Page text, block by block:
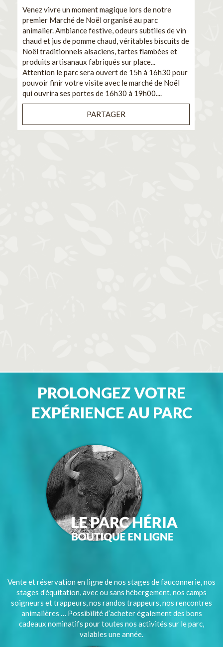
Venez vivre un moment magique lors de notre
premier Marché de Noël organisé au parc
animalier. Ambiance festive, odeurs subtiles de vin
chaud et jus de pomme chaud, véritables biscuits de
Noël traditionnels alsaciens, tartes flambées et
produits artisanaux fabriqués sur place...
Attention le parc sera ouvert de 15h à 16h30 pour
pouvoir finir votre visite avec le marché de Noël
qui ouvrira ses portes de 16h30 à 19h00....
PARTAGER
PROLONGEZ VOTRE
EXPÉRIENCE AU PARC
Vente et réservation en ligne de nos stages de fauconnerie, nos
stages d’équitation, avec ou sans hébergement, nos camps
soigneurs et trappeurs, nos randos trappeurs, nos rencontres
animalières … Possibilité d’acheter également des bons
cadeaux nominatifs pour toutes nos activités sur le parc,
valables une année.